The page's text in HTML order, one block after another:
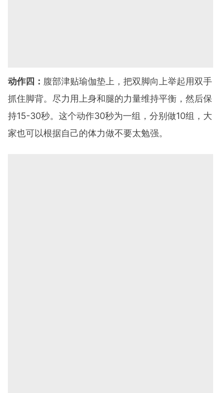
动作四： 腹部津贴瑜伽垫上，把双脚向上举起用双手
抓住脚背。尽力用上身和腿的力量维持平衡，然后保
持15-30秒。这个动作30秒为一组，分别做10组，大
家也可以根据自己的体力做不要太勉强。